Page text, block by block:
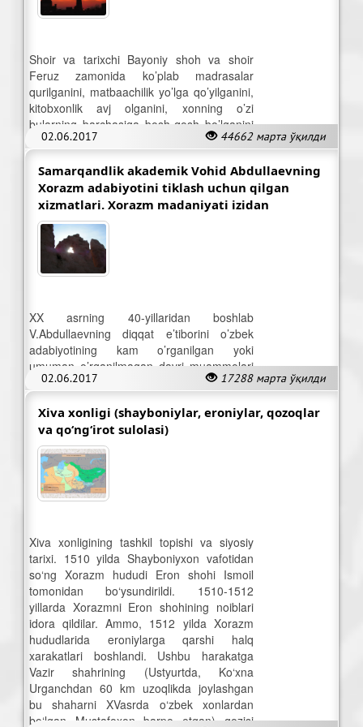
02.06.2017 44662 марта ўқилди
Shoir va tarixchi Bayoniy shoh va shoir
Feruz zamonida ko’plab madrasalar
qurilganini, matbaachilik yo’lga qo’yilganini,
kitobxonlik avj olganini, xonning o’zi
bularning barchasiga bosh-qosh bo’lganini
yozadi.
Samarqandlik akademik Vohid Abdullaevning
Xorazm adabiyotini tiklash uchun qilgan
xizmatlari. Xorazm madaniyati izidan
02.06.2017 17288 марта ўқилди
XX asrning 40-yillaridan boshlab
V.Abdullaevning diqqat e’tiborini o’zbek
adabiyotining kam o’rganilgan yoki
umuman o’rganilmagan davri muammolari
o’ziga tortdi.
Xiva xonligi (shayboniylar, eroniylar, qozoqlar
va qo‘ng‘irot sulolasi)
Xiva xonligining tashkil topishi va siyosiy
tarixi. 1510 yilda Shayboniyxon vafotidan
so‘ng Xorazm hududi Eron shohi Ismoil
tomonidan bo‘ysundirildi. 1510-1512
yillarda Xorazmni Eron shohining noiblari
idora qildilar. Ammo, 1512 yilda Xorazm
hududlarida eroniylarga qarshi halq
xarakatlari boshlandi. Ushbu harakatga
Vazir shahrining (Ustyurtda, Ko‘xna
Urganchdan 60 km uzoqlikda joylashgan
bu shaharni XVasrda o‘zbek xonlardan
bo‘lgan Mustafoxon barpo etgan) qozisi